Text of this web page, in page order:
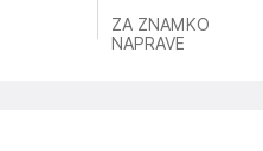
ZA ZNAMKO
NAPRAVE